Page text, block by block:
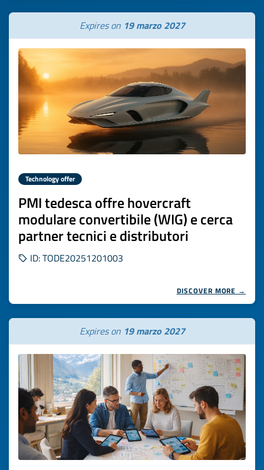
Expires on 19 marzo 2027
Technology offer
PMI tedesca offre hovercraft
modulare convertibile (WIG) e cerca
partner tecnici e distributori
ID: TODE20251201003
DISCOVER MORE →
Expires on 19 marzo 2027